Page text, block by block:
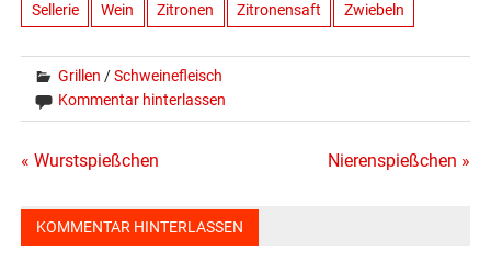
Sellerie Wein Zitronen Zitronensaft Zwiebeln
Grillen /Schweinefleisch
Kommentar hinterlassen
Beitragsnavigation
« Wurstspießchen Nierenspießchen »
KOMMENTAR HINTERLASSEN